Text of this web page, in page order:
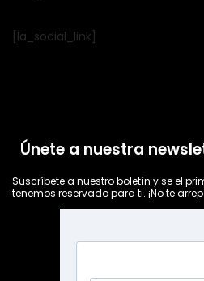
[la_social_link]
Únete a nuestra
Suscríbete a nuestro boletín y se el
tenemos reservado para ti. ¡No te